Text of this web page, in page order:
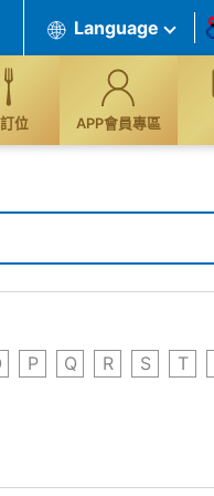
Language
位 APP會員專區
P Q R S T